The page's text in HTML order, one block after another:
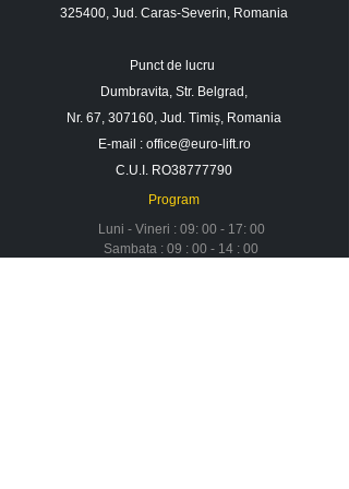
325400, Jud. Caras-Severin, Romania
Punct de lucru
Dumbravita, Str. Belgrad,
Nr. 67, 307160, Jud. Timiș, Romania
E-mail : office@euro-lift.ro
C.U.I. RO38777790
Program
Luni - Vineri : 09: 00 - 17: 00
Sambata : 09 : 00 - 14 : 00